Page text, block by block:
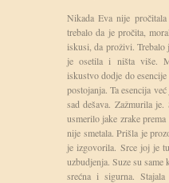
Nikada Eva nije
trebalo da je pročita,
iskusi, da proživi. Trebalo
je osetila i ništa više.
iskustvo dodje do
postojanja. Ta esencija
sad dešava. Zažmurila
usmerilo jake zrake
nije smetala. Prišla je
je izgovorila. Srce joj je
uzbudjenja. Suze su
srećna i sigurna.